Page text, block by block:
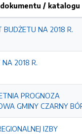
/ katalogu
BUDŻETU NA 2018 R.
NA 2018 R.
PROGNOZA
GMINY CZARNY
IZBY